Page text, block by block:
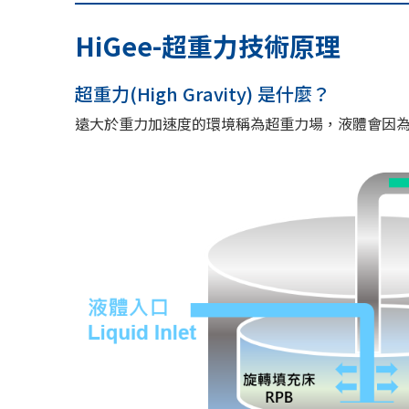
HiGee-超重力技術原理
超重力(High Gravity) 是什麼？
遠大於重力加速度的環境稱為超重力場，液體會因